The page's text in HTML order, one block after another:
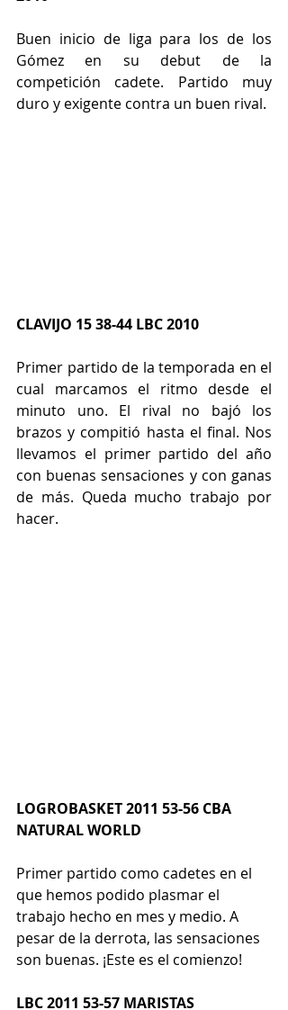
Buen inicio de liga para los de los
Gómez en su debut de la
competición cadete. Partido muy
duro y exigente contra un buen rival.
CLAVIJO 15 38-44 LBC 2010
Primer partido de la temporada en el
cual marcamos el ritmo desde el
minuto uno. El rival no bajó los
brazos y compitió hasta el final. Nos
llevamos el primer partido del año
con buenas sensaciones y con ganas
de más. Queda mucho trabajo por
hacer.
LOGROBASKET 2011 53-56 CBA
NATURAL WORLD
Primer partido como cadetes en el
que hemos podido plasmar el
trabajo hecho en mes y medio. A
pesar de la derrota, las sensaciones
son buenas. ¡Este es el comienzo!
LBC 2011 53-57 MARISTAS